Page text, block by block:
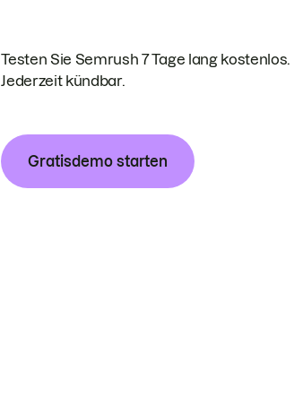
Testen Sie Semrush 7 Tage lang kostenlos.
Jederzeit kündbar.
Gratisdemo starten